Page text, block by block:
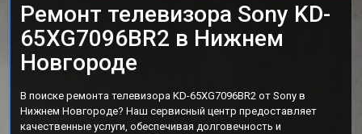
Ремонт телевизора Sony KD-
65XG7096BR2 в Нижнем
Новгороде
В поиске ремонта телевизора KD-65XG7096BR2 от Sony в
Нижнем Новгороде? Наш сервисный центр предоставляет
качественные услуги, обеспечивая долговечность и